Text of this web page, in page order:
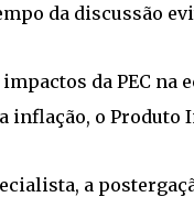
da discussão
da PEC
inflação, o Produto
a